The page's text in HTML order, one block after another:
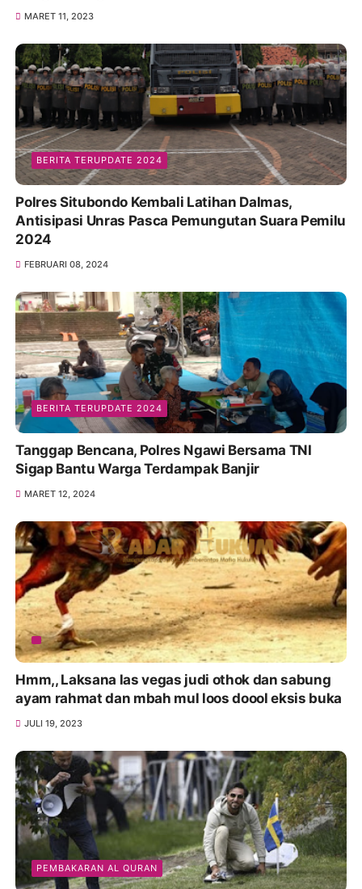
MARET 11, 2023
BERITA TERUPDATE 2024
Polres Situbondo Kembali Latihan Dalmas,
Antisipasi Unras Pasca Pemungutan Suara Pemilu
2024
FEBRUARI 08, 2024
BERITA TERUPDATE 2024
Tanggap Bencana, Polres Ngawi Bersama TNI
Sigap Bantu Warga Terdampak Banjir
MARET 12, 2024
Hmm,, Laksana las vegas judi othok dan sabung
ayam rahmat dan mbah mul loos doool eksis buka
JULI 19, 2023
PEMBAKARAN AL QURAN